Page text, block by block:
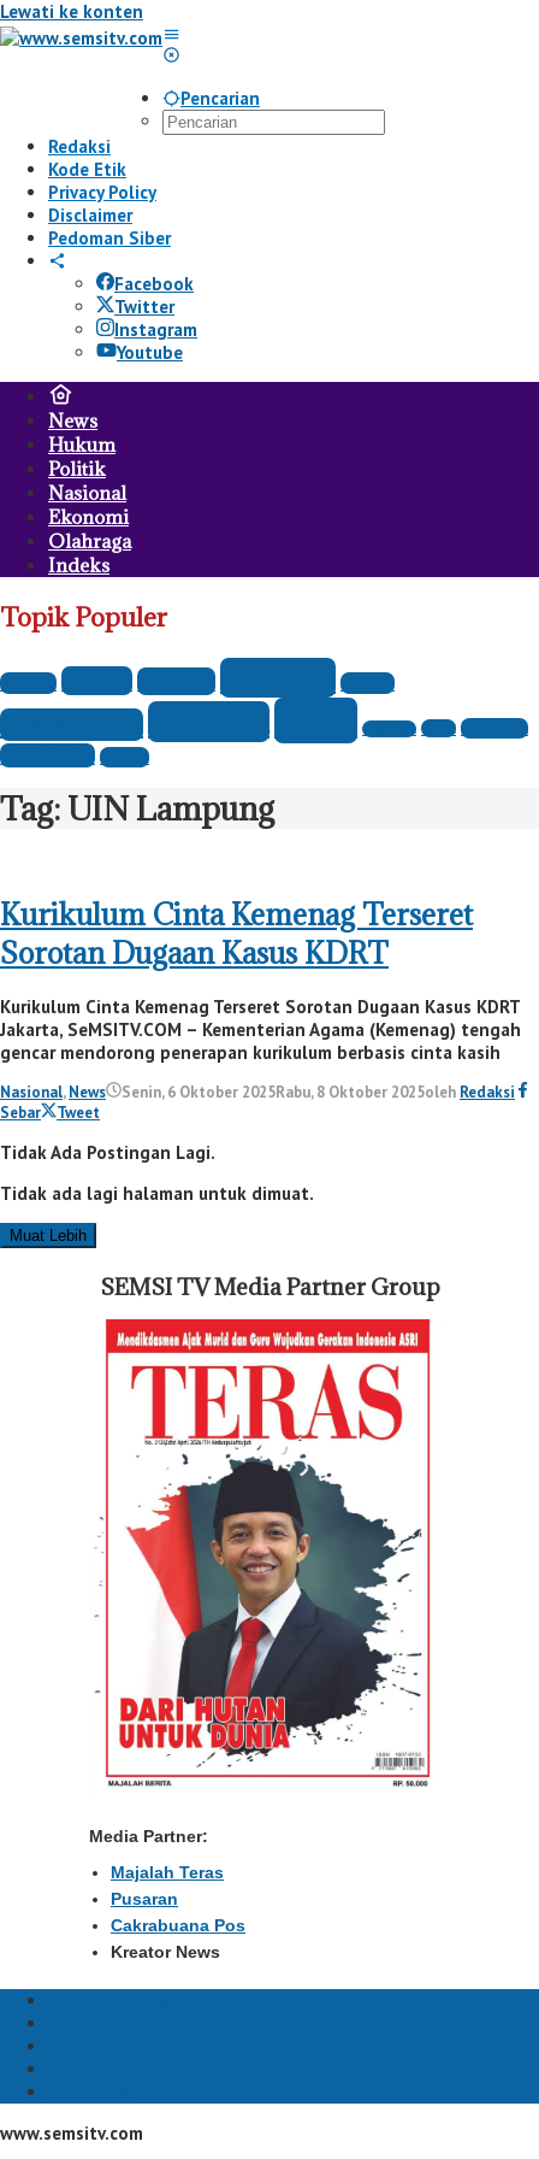
Lewati ke konten
Pencarian
Redaksi
Kode Etik
Privacy Policy
Disclaimer
Pedoman Siber
Facebook
Twitter
Instagram
Youtube
News
Hukum
Politik
Nasional
Ekonomi
Olahraga
Indeks
Topik Populer
Budaya DaerahEkonomiHeadline Hukum
InternationalNasionalNews Olahraga Opini Parlemen
Pendidikan Politik
Tag: UIN Lampung
Kurikulum Cinta Kemenag Terseret
Sorotan Dugaan Kasus KDRT
Kurikulum Cinta Kemenag Terseret Sorotan Dugaan Kasus KDRT
Jakarta, SeMSITV.COM – Kementerian Agama (Kemenag) tengah
gencar mendorong penerapan kurikulum berbasis cinta kasih
Nasional,News Senin, 6 Oktober 2025Rabu, 8 Oktober 2025oleh Redaksi
Sebar
Tweet
Tidak Ada Postingan Lagi.
Tidak ada lagi halaman untuk dimuat.
Muat Lebih
SEMSI TV Media Partner Group
Media Partner:
Majalah Teras
Pusaran
Cakrabuana Pos
Kreator News
www.semsitv.com